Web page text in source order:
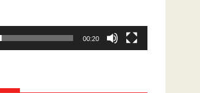
00:20